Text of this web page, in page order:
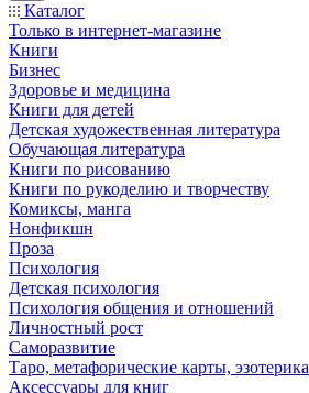
Каталог
Только в интернет-магазине
Книги
Бизнес
Здоровье и медицина
Книги для детей
Детская художественная литература
Обучающая литература
Книги по рисованию
Книги по рукоделию и творчеству
Комиксы, манга
Нонфикшн
Проза
Психология
Детская психология
Психология общения и отношений
Личностный рост
Саморазвитие
Таро, метафорические карты, эзотерика
Аксессуары для книг